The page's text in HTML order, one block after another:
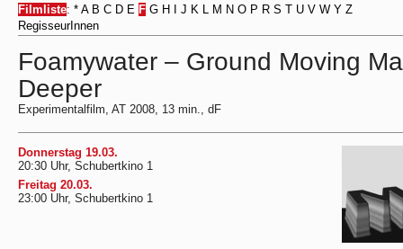
Filmliste: * A B C D E F G H J K L M N O P R S T U V W Y Z
RegisseurInnen
Foamywater – Ground Moving
Deeper
Experimentalfilm, AT 2008, 13 min., dF
Donnerstag 19.03.
20:30 Uhr, Schubertkino 1
Freitag 20.03.
23:00 Uhr, Schubertkino 1